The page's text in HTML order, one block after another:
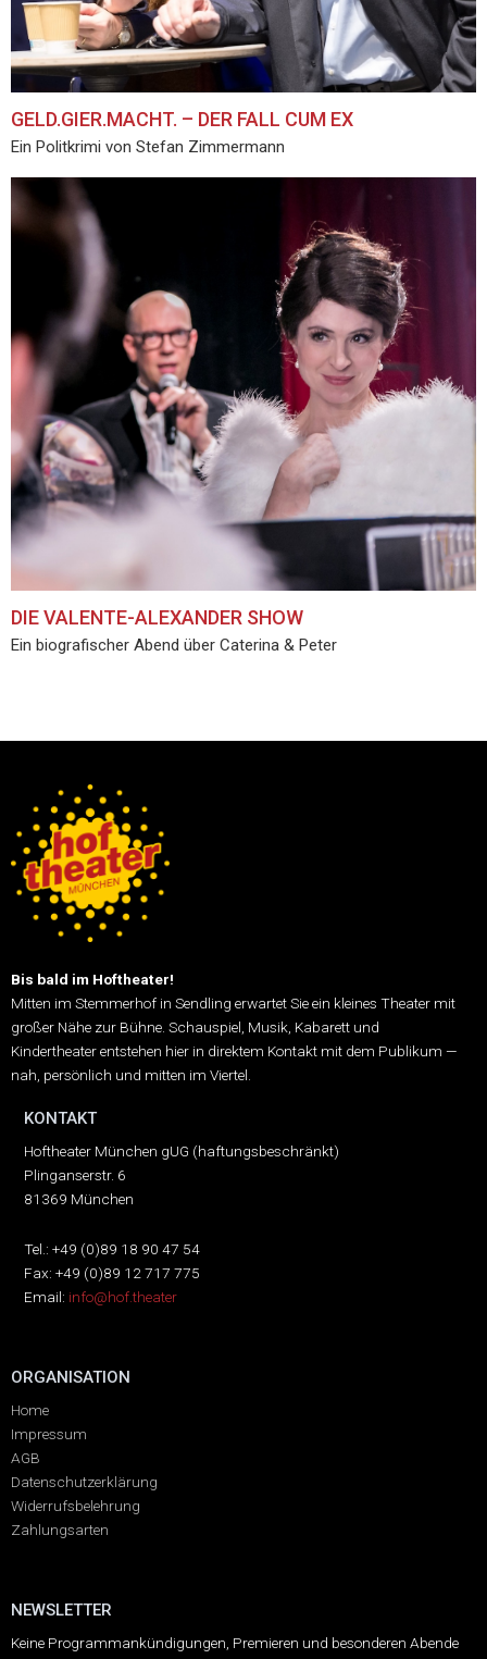
GELD.GIER.MACHT. – DER FALL CUM EX
Ein Politkrimi von Stefan Zimmermann
DIE VALENTE-ALEXANDER SHOW
Ein biografischer Abend über Caterina & Peter
Bis bald im Hoftheater!
Mitten im Stemmerhof in Sendling erwartet Sie ein kleines Theater mit
großer Nähe zur Bühne. Schauspiel, Musik, Kabarett und
Kindertheater entstehen hier in direktem Kontakt mit dem Publikum —
nah, persönlich und mitten im Viertel.
KONTAKT
Hoftheater München gUG (haftungsbeschränkt)
Plinganserstr. 6
81369 München
Tel.: +49 (0)89 18 90 47 54
Fax: +49 (0)89 12 717 775
Email: info@hof.theater
ORGANISATION
Home
Impressum
AGB
Datenschutzerklärung
Widerrufsbelehrung
Zahlungsarten
NEWSLETTER
Keine Programmankündigungen, Premieren und besonderen Abende